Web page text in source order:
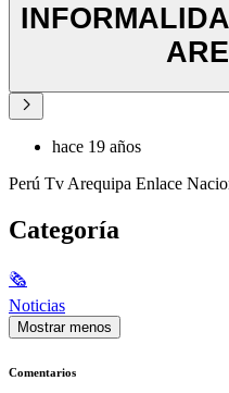
hace 19 años
Perú Tv Arequipa Enlace
Categoría
🗞
Noticias
Mostrar menos
Comentarios